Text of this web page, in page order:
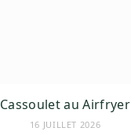
Cassoulet au Airfryer
16 JUILLET 2026